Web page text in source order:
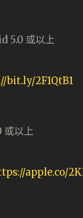
5.0 或以上
bit.ly/2F1QtB1
或以上
apple.co/